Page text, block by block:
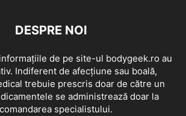
DESPRE NOI
de pe site-ul bodygeek.ro au
Indiferent de afecțiune sau boală,
trebuie prescris doar de către un
se administrează doar la
specialistului.